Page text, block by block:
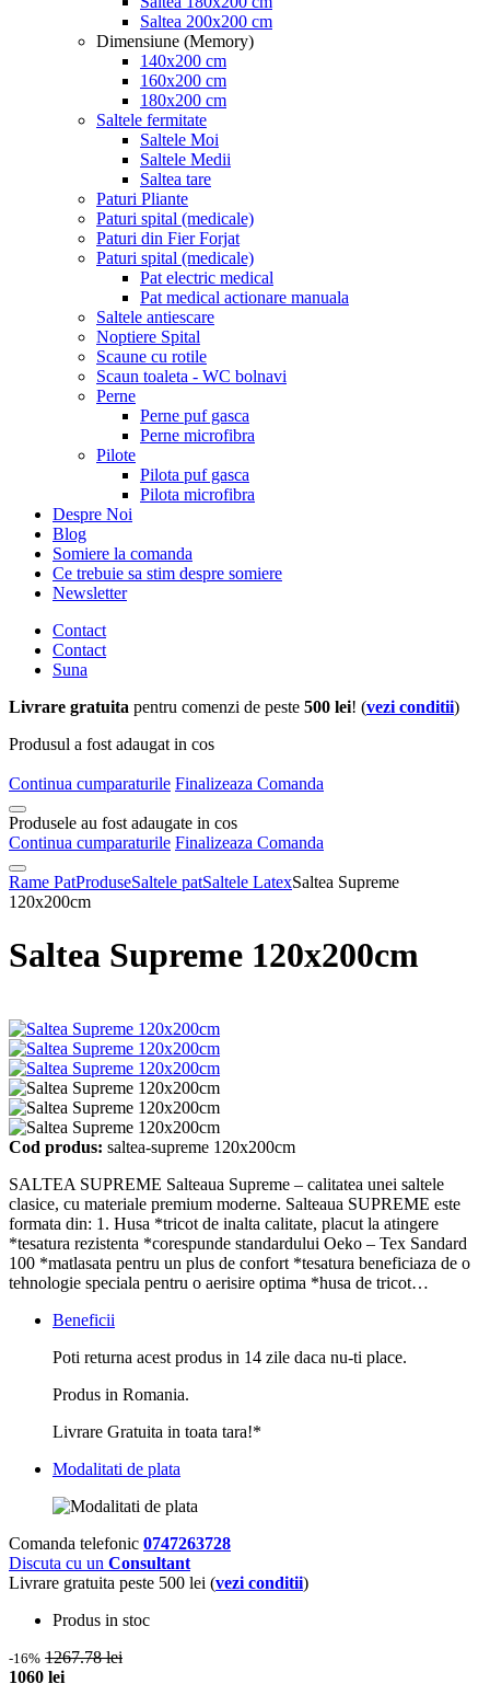
Saltea 200x200 cm
Dimensiune (Memory)
140x200 cm
160x200 cm
180x200 cm
Saltele fermitate
Saltele Moi
Saltele Medii
Saltea tare
Paturi Pliante
Paturi spital (medicale)
Paturi din Fier Forjat
Paturi spital (medicale)
Pat electric medical
Pat medical actionare manuala
Saltele antiescare
Noptiere Spital
Scaune cu rotile
Scaun toaleta - WC bolnavi
Perne
Perne puf gasca
Perne microfibra
Pilote
Pilota puf gasca
Pilota microfibra
Despre Noi
Blog
Somiere la comanda
Ce trebuie sa stim despre somiere
Newsletter
Contact
Contact
Suna
Livrare gratuita pentru comenzi de peste 500 lei! (vezi conditii)
Produsul a fost adaugat in cos
Continua cumparaturile Finalizeaza Comanda
Produsele au fost adaugate in cos
Continua cumparaturile Finalizeaza Comanda
Rame PatProduseSaltele patSaltele LatexSaltea Supreme
120x200cm
Saltea Supreme 120x200cm
Cod produs: saltea-supreme 120x200cm
SALTEA SUPREME Salteaua Supreme – calitatea unei saltele
clasice, cu materiale premium moderne. Salteaua SUPREME este
formata din: 1. Husa *tricot de inalta calitate, placut la atingere
*tesatura rezistenta *corespunde standardului Oeko – Tex Sandard
100 *matlasata pentru un plus de confort *tesatura beneficiaza de o
tehnologie speciala pentru o aerisire optima *husa de tricot…
Beneficii
Poti returna acest produs in 14 zile daca nu-ti place.
Produs in Romania.
Livrare Gratuita in toata tara!*
Modalitati de plata
Comanda telefonic 0747263728
Discuta cu un Consultant
Livrare gratuita peste 500 lei (vezi conditii)
Produs in stoc
-16% 1267.78 lei
1060 lei